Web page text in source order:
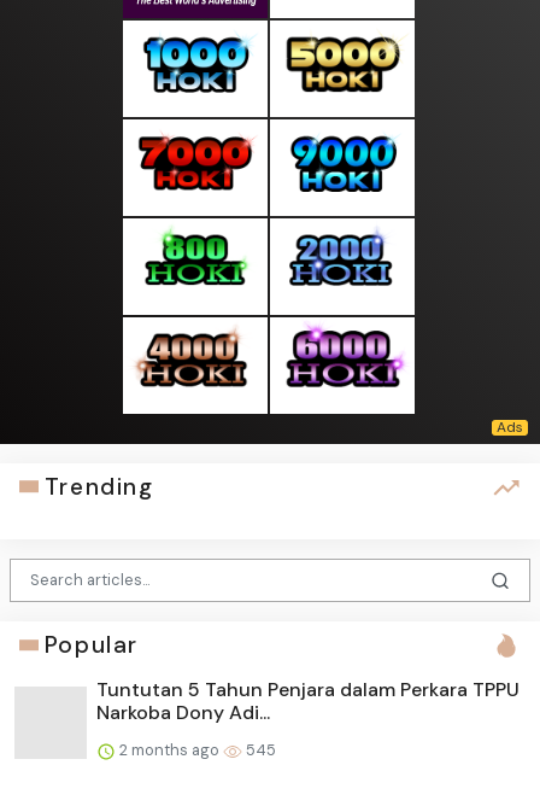
Trending
Popular
Tuntutan 5 Tahun Penjara dalam Perkara TPPU
Narkoba Dony Adi...
2 months ago 545